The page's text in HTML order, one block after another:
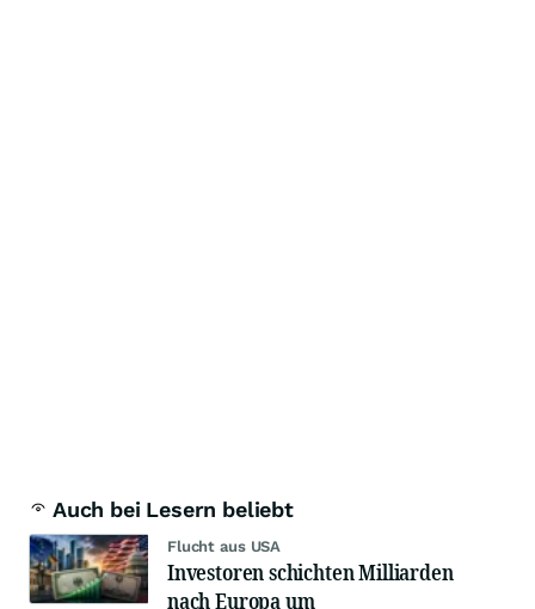
Auch bei Lesern beliebt
Flucht aus USA
Investoren schichten Milliarden
nach Europa um